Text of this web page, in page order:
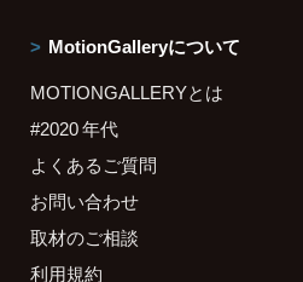
MotionGalleryについて
MOTIONGALLERYとは
#2020 年代
よくあるご質問
お問い合わせ
取材のご相談
利用規約